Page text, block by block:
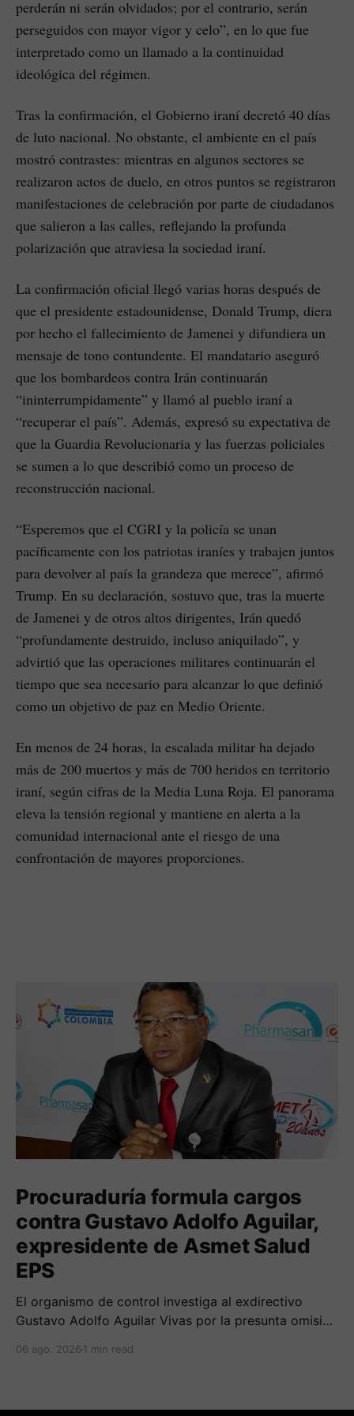
perderán ni serán olvidados; por el contrario, serán
perseguidos con mayor vigor y celo”, en lo que fue
interpretado como un llamado a la continuidad
ideológica del régimen.
Tras la confirmación, el Gobierno iraní decretó 40 días
de luto nacional. No obstante, el ambiente en el país
mostró contrastes: mientras en algunos sectores se
realizaron actos de duelo, en otros puntos se registraron
manifestaciones de celebración por parte de ciudadanos
que salieron a las calles, reflejando la profunda
polarización que atraviesa la sociedad iraní.
La confirmación oficial llegó varias horas después de
que el presidente estadounidense, Donald Trump, diera
por hecho el fallecimiento de Jamenei y difundiera un
mensaje de tono contundente. El mandatario aseguró
que los bombardeos contra Irán continuarán
“ininterrumpidamente” y llamó al pueblo iraní a
“recuperar el país”. Además, expresó su expectativa de
que la Guardia Revolucionaria y las fuerzas policiales
se sumen a lo que describió como un proceso de
reconstrucción nacional.
“Esperemos que el CGRI y la policía se unan
pacíficamente con los patriotas iraníes y trabajen juntos
para devolver al país la grandeza que merece”, afirmó
Trump. En su declaración, sostuvo que, tras la muerte
de Jamenei y de otros altos dirigentes, Irán quedó
“profundamente destruido, incluso aniquilado”, y
advirtió que las operaciones militares continuarán el
tiempo que sea necesario para alcanzar lo que definió
como un objetivo de paz en Medio Oriente.
En menos de 24 horas, la escalada militar ha dejado
más de 200 muertos y más de 700 heridos en territorio
iraní, según cifras de la Media Luna Roja. El panorama
eleva la tensión regional y mantiene en alerta a la
comunidad internacional ante el riesgo de una
confrontación de mayores proporciones.
Procuraduría formula cargos
contra Gustavo Adolfo Aguilar,
expresidente de Asmet Salud
EPS
El organismo de control investiga al exdirectivo
Gustavo Adolfo Aguilar Vivas por la presunta omisión
entre 2020 y 2023.
06 ago. 2026 1 min read